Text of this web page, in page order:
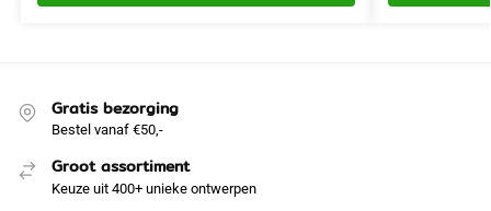
Gratis bezorging
Bestel vanaf €50,-
Groot assortiment
Keuze uit 400+ unieke ontwerpen